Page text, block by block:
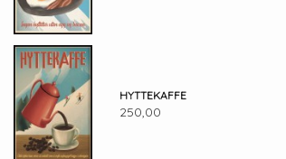
HYTTEKAFFE
250,00